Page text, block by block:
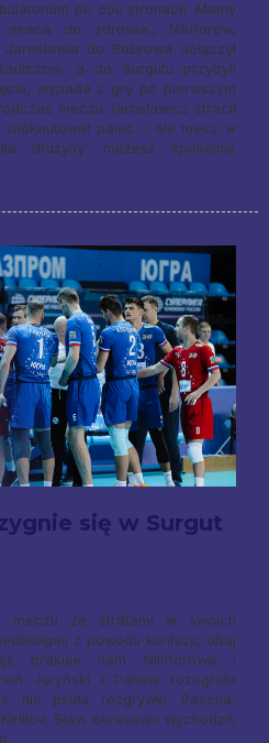
po obu stronach. Mamy
wraca do zdrowia,, Nikiforow,
do Bobrowa dołączył
a do Surgutu przybyli
wypada z gry po pierwszym
meczu Jarosławicz stracił
palec - ale mecz w
drużyny: możesz spokojnie
się w Surgut
meczu ze stratami w swoich
z powodu kontuzji, obaj
brakuje nam Nikiforowa i
Juryński i Panow rozegrała
nie psuła rozgrywki. Pascha,
Slavi okresowo wychodził,